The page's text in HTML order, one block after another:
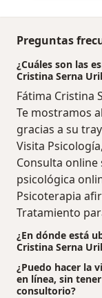
Preguntas
¿Cuáles son las
Cristina Serna
Fátima Cristina
Te mostramos
gracias a su
Visita
Consulta online
psicológica
Psicoterapia
Tratamiento
¿En dónde está
Cristina Serna
¿Puedo hacer la
en línea, sin
consultorio?